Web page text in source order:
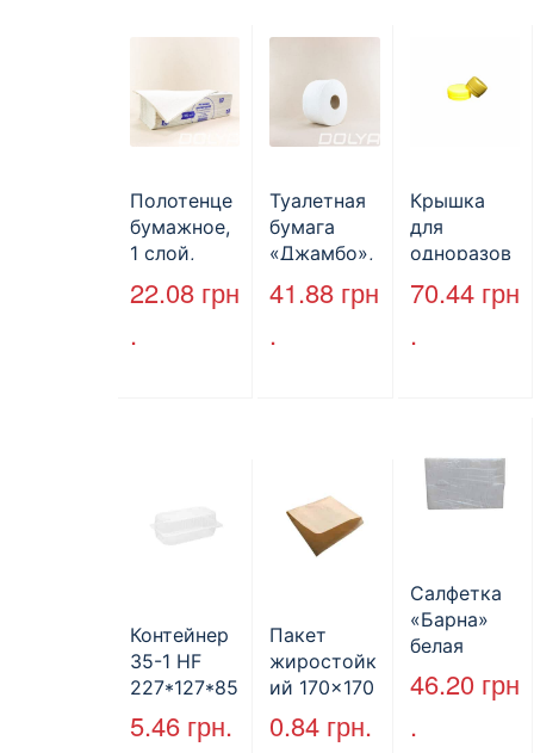
Полотенце
бумажное,
1 слой,
макулатура
, VV тип
22.08 грн
.
Туалетная
бумага
«Джамбо»,
B2B
Service,
41.88 грн
.
Крышка
для
одноразов
ой
бутылки,
70.44 грн
.
Контейнер
35-1 HF
227*127*85
мм
(1700мл)
5.46 грн.
Пакет
жиростойк
ий 170×170
мм, уголок,
коричневы
0.84 грн.
Салфетка
«Барна»
белая
PAPERO
500 шт (6/
46.20 грн
.